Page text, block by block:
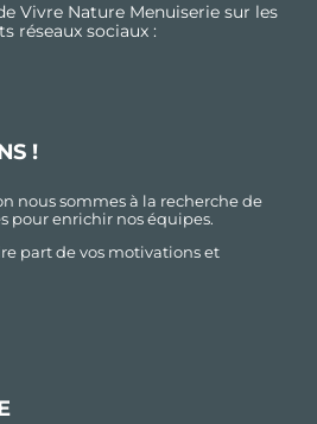
Vivre Nature Menuiserie sur les
réseaux sociaux :
!
nous sommes à la recherche de
pour enrichir nos équipes.
part de vos motivations et